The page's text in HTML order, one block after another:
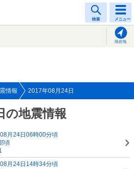
検索 メニュー
現在地
情報 2017年08月24日
の地震情報
月24日06時00分頃
頃
月24日14時34分頃